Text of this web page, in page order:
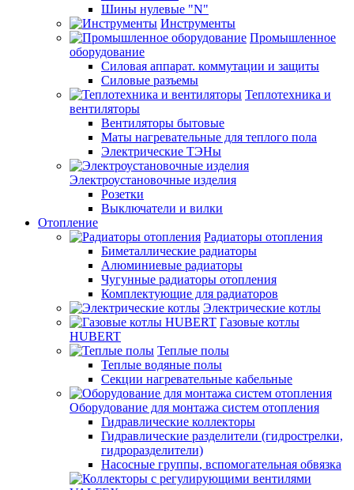
Шины нулевые "N"
Инструменты
Промышленное
оборудование
Силовая аппарат. коммутации и защиты
Силовые разъемы
Теплотехника и
вентиляторы
Вентиляторы бытовые
Маты нагревательные для теплого пола
Электрические ТЭНы
Электроустановочные изделия
Розетки
Выключатели и вилки
Отопление
Радиаторы отопления
Биметаллические радиаторы
Алюминиевые радиаторы
Чугунные радиаторы отопления
Комплектующие для радиаторов
Электрические котлы
Газовые котлы
HUBERT
Теплые полы
Теплые водяные полы
Секции нагревательные кабельные
Оборудование для монтажа систем отопления
Гидравлические коллекторы
Гидравлические разделители (гидрострелки,
гидроразделители)
Насосные группы, вспомогательная обвязка